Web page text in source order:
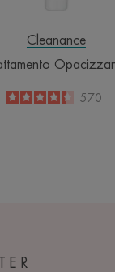
Cleanance
4.4
/
5
570